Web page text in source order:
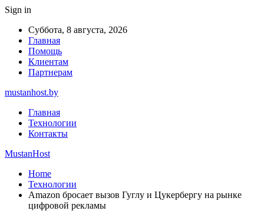
Sign in
Суббота, 8 августа, 2026
Главная
Помощь
Клиентам
Партнерам
mustanhost.by
Главная
Технологии
Контакты
MustanHost
Home
Технологии
Amazon бросает вызов Гуглу и Цукербергу на рынке
цифровой рекламы